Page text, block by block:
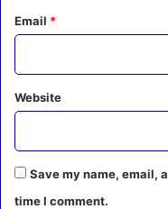
Email *
Website
Save my name, email,
time I comment.